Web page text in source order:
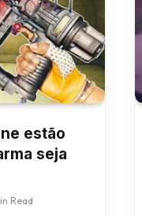
estão
seja
Read